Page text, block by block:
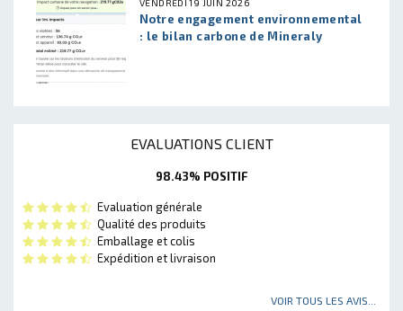
VENDREDI 19 JUIN 2026
Notre engagement environnemental
: le bilan carbone de Mineraly
EVALUATIONS CLIENT
98.43% POSITIF
Evaluation générale
Qualité des produits
Emballage et colis
Expédition et livraison
VOIR TOUS LES AVIS...